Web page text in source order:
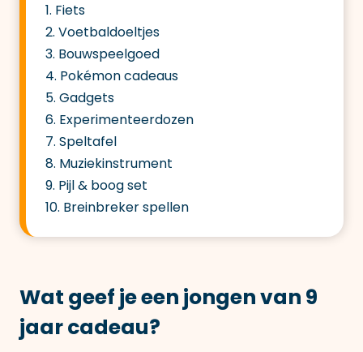
1. Fiets
2. Voetbaldoeltjes
3. Bouwspeelgoed
4. Pokémon cadeaus
5. Gadgets
6. Experimenteerdozen
7. Speltafel
8. Muziekinstrument
9. Pijl & boog set
10. Breinbreker spellen
Wat geef je een jongen van 9
jaar cadeau?